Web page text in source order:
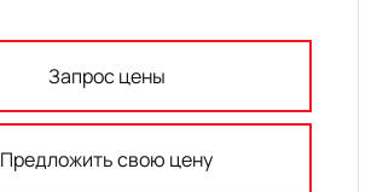
Запрос цены
Предложить свою цену